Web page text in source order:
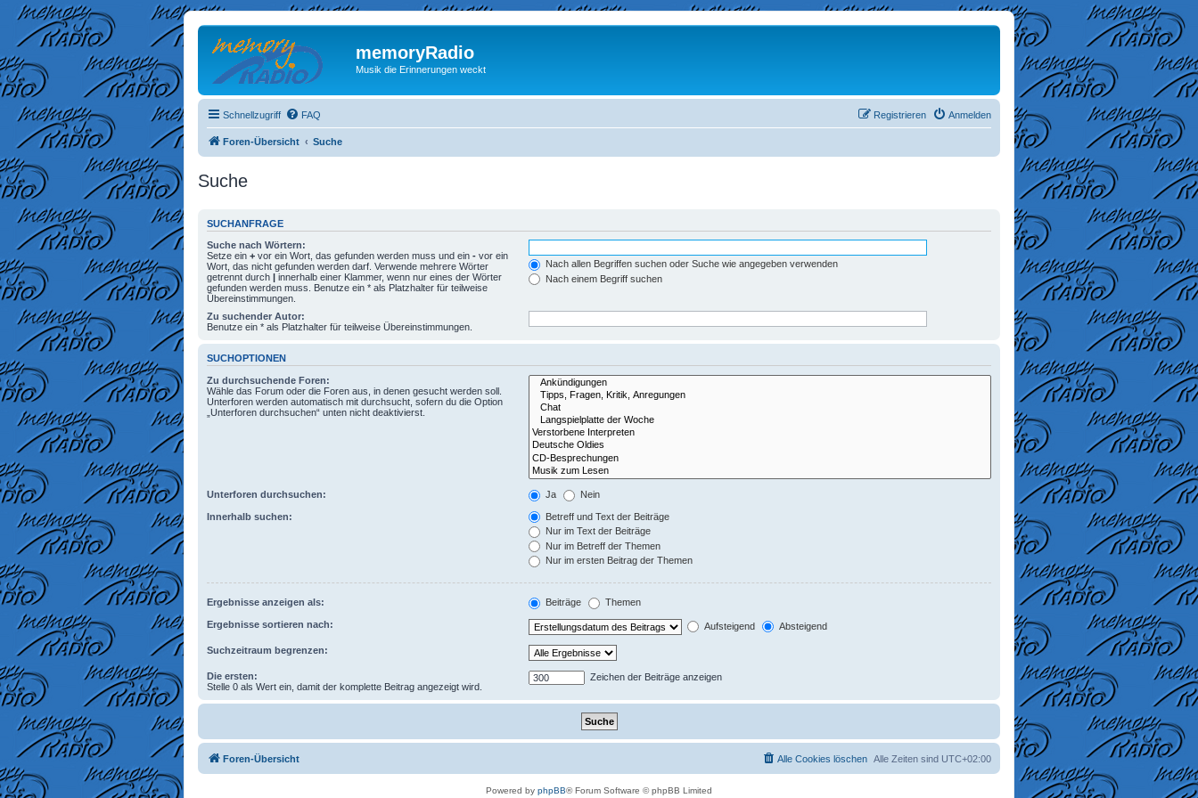
memoryRadio
Musik die Erinnerungen weckt
Schnellzugriff FAQ Anmelden
Registrieren
Foren-Übersicht Suche
Suche
SUCHANFRAGE
Suche nach Wörtern:
Setze ein + vor ein Wort, das gefunden werden muss und ein - vor ein
Wort, das nicht gefunden werden darf. Verwende mehrere Wörter
getrennt durch | innerhalb einer Klammer, wenn nur eines der Wörter
gefunden werden muss. Benutze ein * als Platzhalter für teilweise
Übereinstimmungen.
Nach allen Begriffen suchen oder Suche wie angegeben verwenden
Nach einem Begriff suchen
Zu suchender Autor:
Benutze ein * als Platzhalter für teilweise Übereinstimmungen.
SUCHOPTIONEN
Zu durchsuchende Foren:
Wähle das Forum oder die Foren aus, in denen gesucht werden soll.
Unterforen werden automatisch mit durchsucht, sofern du die Option
„Unterforen durchsuchen“ unten nicht deaktivierst.
Unterforen durchsuchen: Ja Nein
Innerhalb suchen:
Betreff und Text der Beiträge
Nur im Text der Beiträge
Nur im Betreff der Themen
Nur im ersten Beitrag der Themen
Ergebnisse anzeigen als: Beiträge Themen
Ergebnisse sortieren nach: Aufsteigend Absteigend
Suchzeitraum begrenzen:
Die ersten:
Stelle 0 als Wert ein, damit der komplette Beitrag angezeigt wird.
Zeichen der Beiträge anzeigen
Foren-Übersicht Alle Zeiten sind UTC+02:00
Alle Cookies löschen
Powered by phpBB® Forum Software © phpBB Limited